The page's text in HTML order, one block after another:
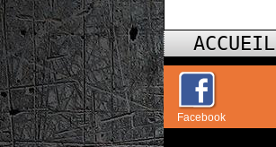
ACCUEIL
Facebook